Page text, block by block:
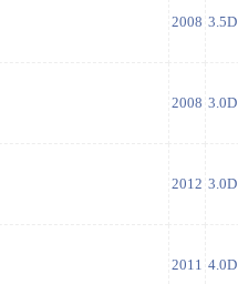
2008 3.5D
2008 3.0D
2012 3.0D
2011 4.0D